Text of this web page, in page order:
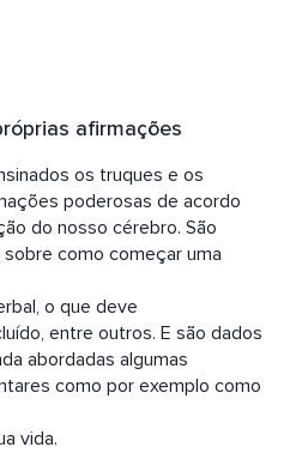
afirmações
os truques e os
poderosas de acordo
do nosso cérebro. São
como começar uma
o que deve
entre outros. E são dados
abordadas algumas
como por exemplo como
vida.